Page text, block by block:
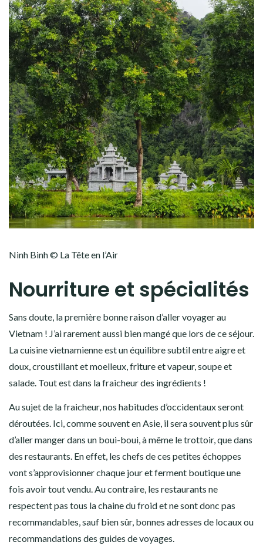
Ninh Binh © La Tête en l’Air
Nourriture et spécialités
Sans doute, la première bonne raison d’aller voyager au
Vietnam ! J’ai rarement aussi bien mangé que lors de ce séjour.
La cuisine vietnamienne est un équilibre subtil entre aigre et
doux, croustillant et moelleux, friture et vapeur, soupe et
salade. Tout est dans la fraicheur des ingrédients !
Au sujet de la fraicheur, nos habitudes d’occidentaux seront
déroutées. Ici, comme souvent en Asie, il sera souvent plus sûr
d’aller manger dans un boui-boui, à même le trottoir, que dans
des restaurants. En effet, les chefs de ces petites échoppes
vont s’approvisionner chaque jour et ferment boutique une
fois avoir tout vendu. Au contraire, les restaurants ne
respectent pas tous la chaine du froid et ne sont donc pas
recommandables, sauf bien sûr, bonnes adresses de locaux ou
recommandations des guides de voyages.